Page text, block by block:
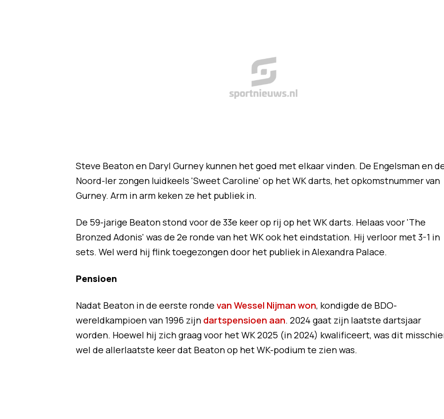
Steve Beaton en Daryl Gurney kunnen het goed met elkaar vinden. De Engelsman en
Noord-Ier zongen luidkeels 'Sweet Caroline' op het WK darts, het opkomstnummer van
Gurney. Arm in arm keken ze het publiek in.
De 59-jarige Beaton stond voor de 33e keer op rij op het WK darts. Helaas voor 'The
Bronzed Adonis' was de 2e ronde van het WK ook het eindstation. Hij verloor met 3-1 in
sets. Wel werd hij flink toegezongen door het publiek in Alexandra Palace.
Pensioen
Nadat Beaton in de eerste ronde van Wessel Nijman won, kondigde de BDO-
wereldkampioen van 1996 zijn dartspensioen aan. 2024 gaat zijn laatste dartsjaar
worden. Hoewel hij zich graag voor het WK 2025 (in 2024) kwalificeert, was dit
wel de allerlaatste keer dat Beaton op het WK-podium te zien was.